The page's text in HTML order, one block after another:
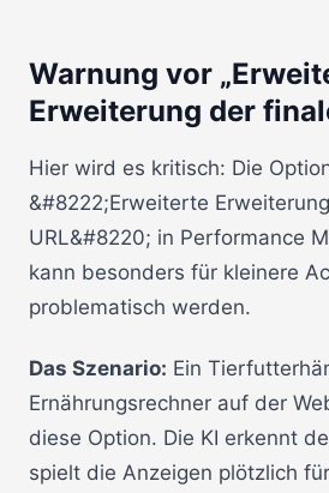
Warnung vor
Erweiterung der
Hier wird es kritisch: Die
&#8222;Erweiterte
URL&#8220; in Performance
kann besonders für kleinere
problematisch werden.
Das Szenario: Ein
Ernährungsrechner auf der
diese Option. Die KI erkennt
spielt die Anzeigen plötzlich